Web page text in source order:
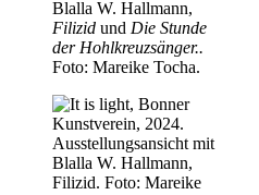
Blalla W. Hallmann,
Filizid und Die Stunde
der Hohlkreuzsänger..
Foto: Mareike Tocha.